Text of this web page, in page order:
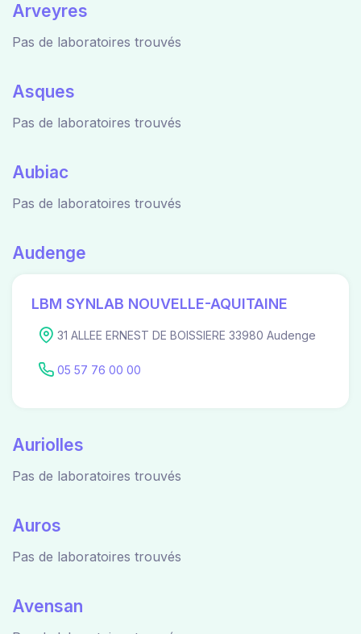
Arveyres
Pas de laboratoires trouvés
Asques
Pas de laboratoires trouvés
Aubiac
Pas de laboratoires trouvés
Audenge
LBM SYNLAB NOUVELLE-AQUITAINE
31 ALLEE ERNEST DE BOISSIERE 33980 Audenge
05 57 76 00 00
Auriolles
Pas de laboratoires trouvés
Auros
Pas de laboratoires trouvés
Avensan